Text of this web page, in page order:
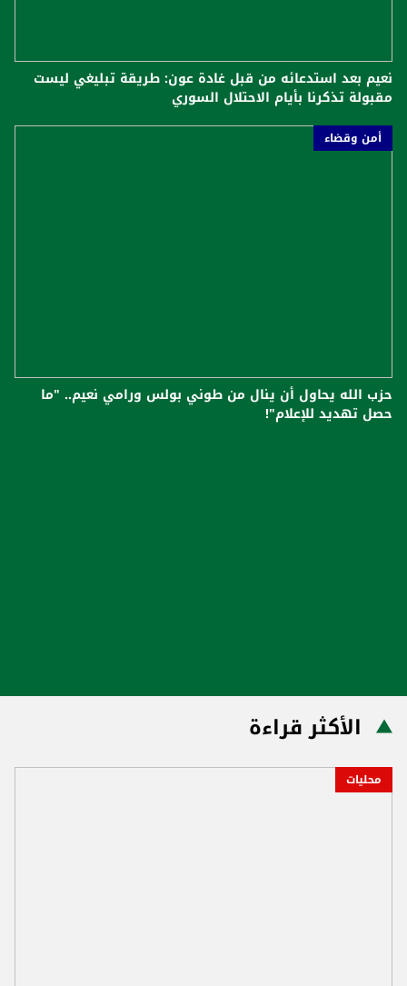
نعيم بعد استدعائه من قبل غادة عون: طريقة تبليغي ليست
مقبولة تذكرنا بأيام الاحتلال السوري
أمن وقضاء
حزب الله يحاول أن ينال من طوني بولس ورامي نعيم.. "ما
حصل تهديد للإعلام"!
الأكثر قراءة
محليات